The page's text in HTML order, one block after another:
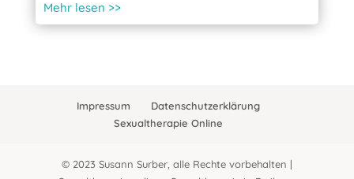
Mehr lesen >>
Impressum
Datenschutzerklärung
Sexualtherapie Online
© 2023 Susann Surber, alle Rechte vorbehalten |